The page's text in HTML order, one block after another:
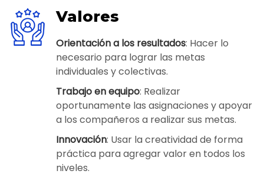
Valores
Orientación a los resultados: Hacer lo
necesario para lograr las metas
individuales y colectivas.
Trabajo en equipo: Realizar
oportunamente las asignaciones y apoyar
a los compañeros a realizar sus metas.
Innovación: Usar la creatividad de forma
práctica para agregar valor en todos los
niveles.